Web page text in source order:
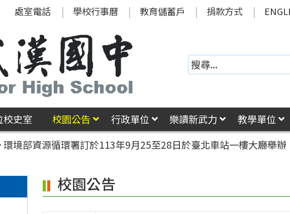
處室電話 學校行事曆 教育儲蓄戶 捐款方式
校史室 校園公告 行政單位 樂讀新武力 教學單位
環境部資源循環署訂於113年9月25至28日於臺北車站一樓大廳舉
校園公告